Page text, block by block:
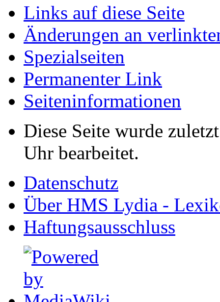
Links auf diese Seite
Änderungen an
Spezialseiten
Permanenter Link
Seiten­informationen
Diese Seite wurde
Uhr bearbeitet.
Datenschutz
Über HMS Lydia -
Haftungsausschluss